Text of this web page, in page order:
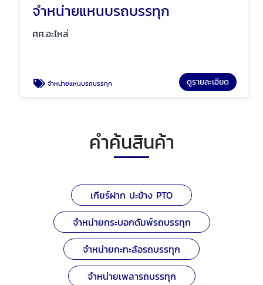
จำหน่ายแหนบรถบรรทุก
ศศ.อะไหล่
จำหน่ายแหนบรถบรรทุก ดูรายละเอียด
คำค้นสินค้า
เกียร์ฝาก ปะข้าง PTO
จำหน่ายกระบอกดัมพ์รถบรรทุก
จำหน่ายกะทะล้อรถบรรทุก
จำหน่ายเพลารถบรรทุก